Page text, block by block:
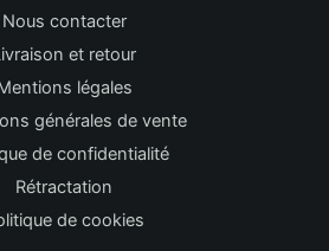
Nous contacter
et retour
légales
générales de vente
de confidentialité
Rétractation
de cookies